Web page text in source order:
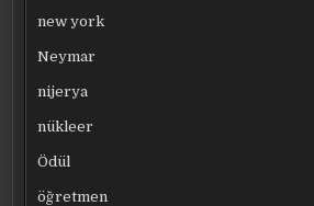
new york
Neymar
nijerya
nükleer
Ödül
öğretmen